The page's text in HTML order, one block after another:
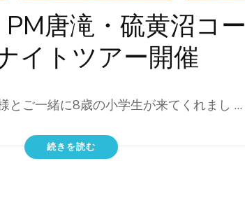
唐滝・硫黄沼コ
イトツアー開催
とご一緒に8歳の小学生が来てくれまし …
続きを読む